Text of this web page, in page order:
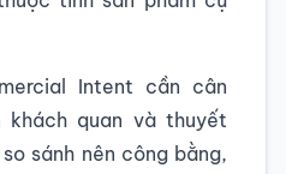
Intent cần cân
khách quan và thuyết
sánh nên công bằng,